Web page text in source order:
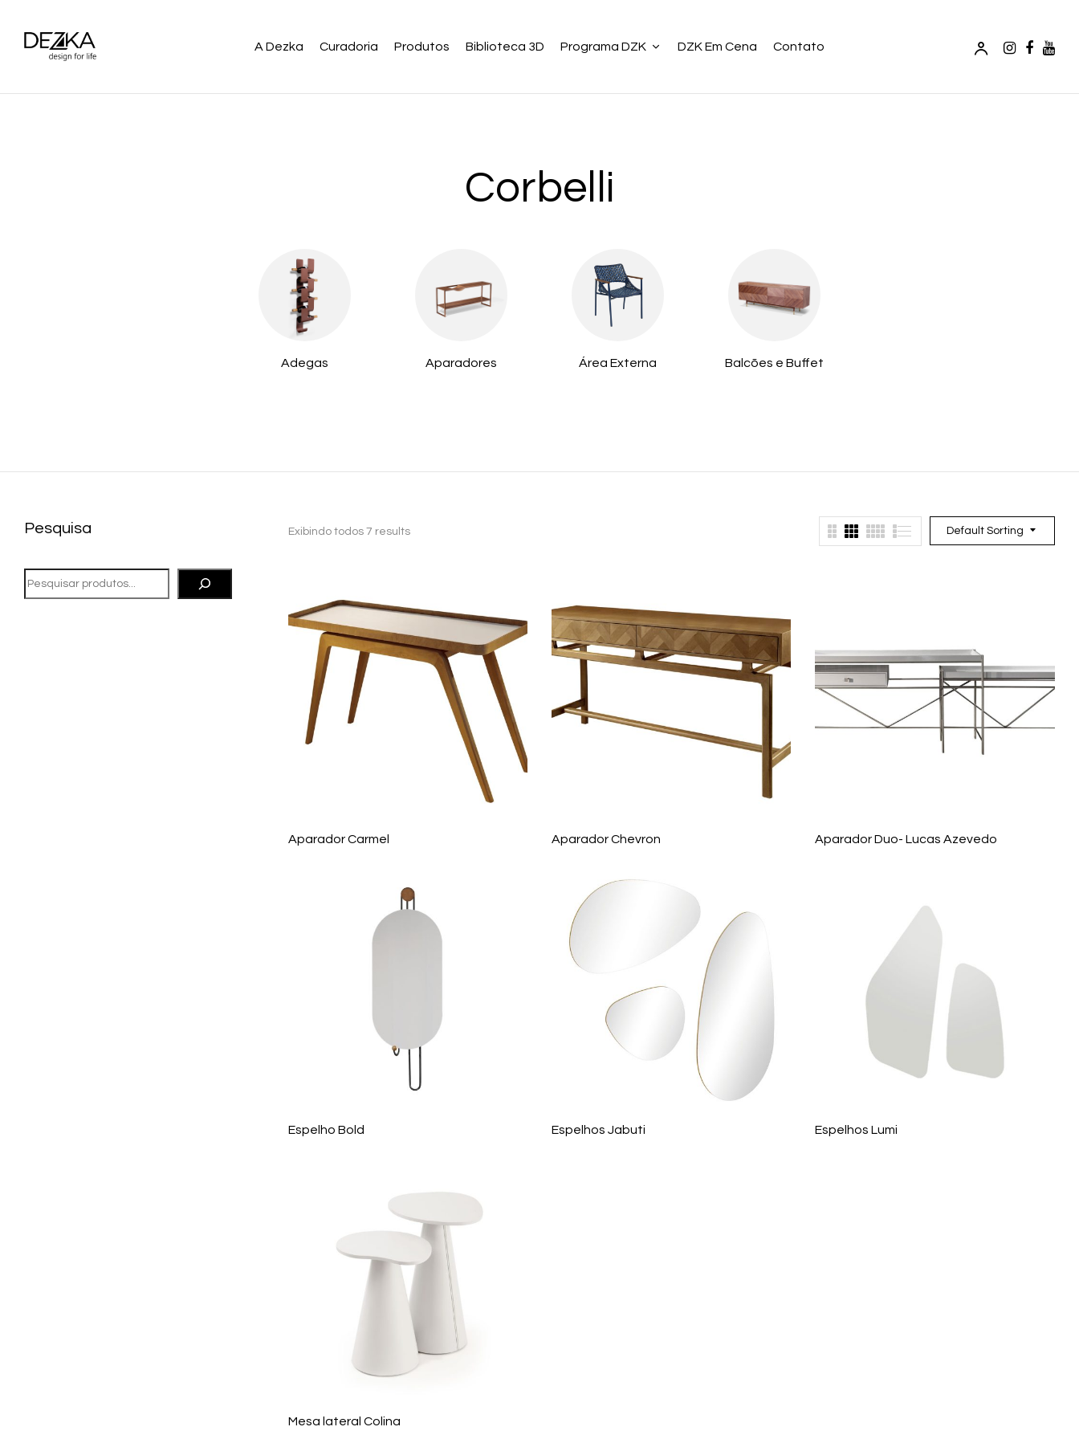
A Dezka Curadoria Produtos Biblioteca 3D Programa DZK DZK Em Cena Contato
Corbelli
Adegas Aparadores Área Externa Balcões e Buffet
Pesquisa Default Sorting
Exibindo todos 7 results
Aparador Carmel Aparador Chevron Aparador Duo- Lucas Azevedo
Espelho Bold Espelhos Jabuti Espelhos Lumi
Mesa lateral Colina